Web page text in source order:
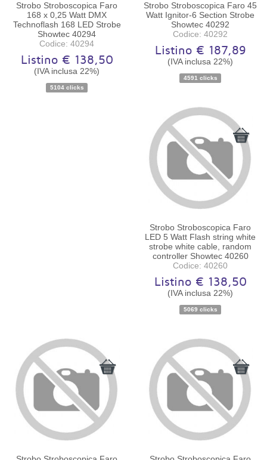
Disponibilità:Ordinabile
Strobo Stroboscopica Faro
168 x 0,25 Watt DMX
Technoflash 168 LED Strobe
Showtec 40294
Codice: 40294
Listino € 138,50
(IVA inclusa 22%)
5104 clicks
Disponibilità:Ordinabile
Strobo Stroboscopica Faro 45
Watt Ignitor-6 Section Strobe
Showtec 40292
Codice: 40292
Listino € 187,89
(IVA inclusa 22%)
4591 clicks
Disponibilità:Ordinabile
Strobo Stroboscopica Faro
LED 5 Watt Flash string white
strobe white cable, random
controller Showtec 40260
Codice: 40260
Listino € 138,50
(IVA inclusa 22%)
5069 clicks